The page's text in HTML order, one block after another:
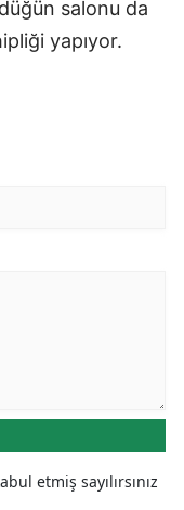
salonu da
yapıyor.
etmiş sayılırsınız